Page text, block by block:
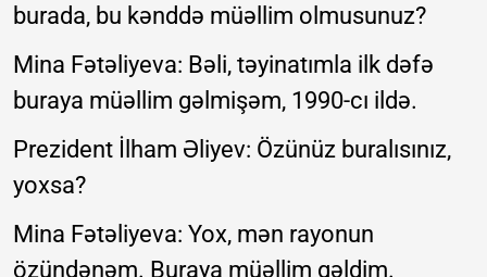
burada, bu kənddə müəllim olmusunuz?
Mina Fətəliyeva: Bəli, təyinatımla ilk dəfə
buraya müəllim gəlmişəm, 1990-cı ildə.
Prezident İlham Əliyev: Özünüz buralısınız,
yoxsa?
Mina Fətəliyeva: Yox, mən rayonun
özündənəm. Buraya müəllim gəldim.